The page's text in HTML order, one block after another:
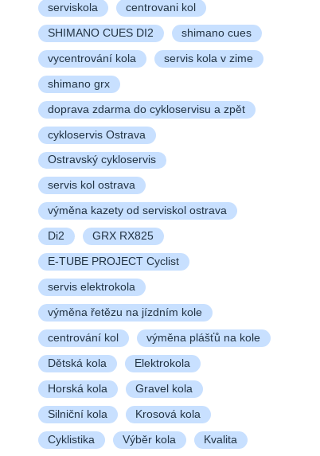
serviskola centrovani kol
SHIMANO CUES DI2 shimano cues
vycentrování kola servis kola v zime
shimano grx
doprava zdarma do cykloservisu a zpět
cykloservis Ostrava
Ostravský cykloservis
servis kol ostrava
výměna kazety od serviskol ostrava
Di2 GRX RX825
E-TUBE PROJECT Cyclist
servis elektrokola
výměna řetězu na jízdním kole
centrování kol výměna plášťů na kole
Dětská kola Elektrokola
Horská kola Gravel kola
Silniční kola Krosová kola
Cyklistika Výběr kola Kvalita